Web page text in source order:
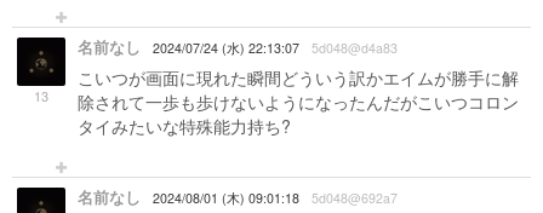
13
名前なし 2024/07/24 (水) 22:13:07 5d048@d4a83
こいつが画面に現れた瞬間どういう訳かエイムが勝手に解
除されて一歩も歩けないようになったんだがこいつコロン
タイみたいな特殊能力持ち?
名前なし 2024/08/01 (木) 09:01:18 5d048@692a7